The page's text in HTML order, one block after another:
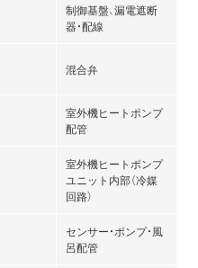
制御基盤、漏電遮断
器・配線
混合弁
室外機ヒートポンプ
配管
室外機ヒートポンプ
ユニット内部（冷媒
回路）
センサー・ポンプ・風
呂配管